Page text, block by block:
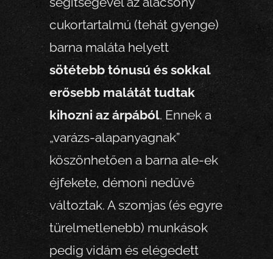
cukortartalmú (tehát gyenge)
barna maláta helyett
sötétebb tónusú és sokkal
erősebb malátát tudtak
kihozni az árpából. Ennek a
„varázs-alapanyagnak”
köszönhetően a barna ale-ek
éjfekete, démoni nedűvé
változtak. A szomjas (és egyre
türelmetlenebb) munkások
pedig vidám és elégedett